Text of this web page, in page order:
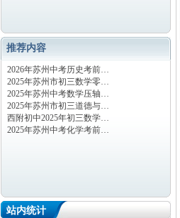
推荐内容
2026年苏州中考历史考前…
2025年苏州市初三数学零…
2025年苏州中考数学压轴…
2025年苏州市初三道德与…
西附初中2025年初三数学…
2025年苏州中考化学考前…
站内统计